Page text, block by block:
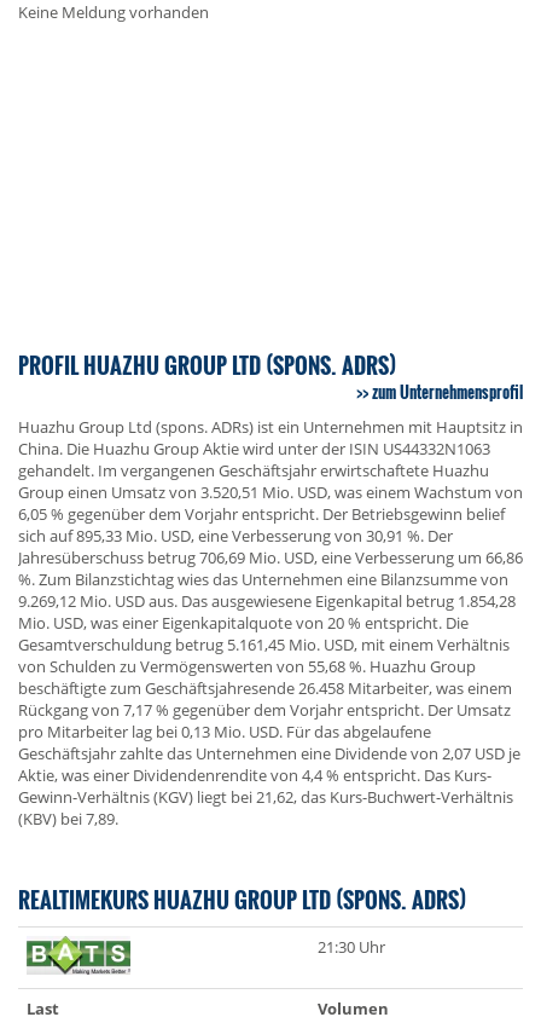
Keine Meldung vorhanden
PROFIL HUAZHU GROUP LTD (SPONS. ADRS)
zum Unternehmensprofil
Huazhu Group Ltd (spons. ADRs) ist ein Unternehmen mit Hauptsitz in
China. Die Huazhu Group Aktie wird unter der ISIN US44332N1063
gehandelt. Im vergangenen Geschäftsjahr erwirtschaftete Huazhu
Group einen Umsatz von 3.520,51 Mio. USD, was einem Wachstum von
6,05 % gegenüber dem Vorjahr entspricht. Der Betriebsgewinn belief
sich auf 895,33 Mio. USD, eine Verbesserung von 30,91 %. Der
Jahresüberschuss betrug 706,69 Mio. USD, eine Verbesserung um 66,86
%. Zum Bilanzstichtag wies das Unternehmen eine Bilanzsumme von
9.269,12 Mio. USD aus. Das ausgewiesene Eigenkapital betrug 1.854,28
Mio. USD, was einer Eigenkapitalquote von 20 % entspricht. Die
Gesamtverschuldung betrug 5.161,45 Mio. USD, mit einem Verhältnis
von Schulden zu Vermögenswerten von 55,68 %. Huazhu Group
beschäftigte zum Geschäftsjahresende 26.458 Mitarbeiter, was einem
Rückgang von 7,17 % gegenüber dem Vorjahr entspricht. Der Umsatz
pro Mitarbeiter lag bei 0,13 Mio. USD. Für das abgelaufene
Geschäftsjahr zahlte das Unternehmen eine Dividende von 2,07 USD je
Aktie, was einer Dividendenrendite von 4,4 % entspricht. Das Kurs-
Gewinn-Verhältnis (KGV) liegt bei 21,62, das Kurs-Buchwert-Verhältnis
(KBV) bei 7,89.
REALTIMEKURS HUAZHU GROUP LTD (SPONS. ADRS)
21:30 Uhr
Last Volumen